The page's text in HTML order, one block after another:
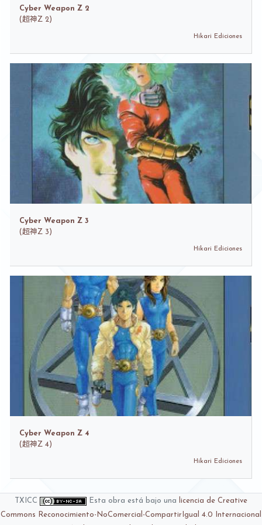
Cyber Weapon Z 2
(超神Z 2)
Hikari Ediciones
Cyber Weapon Z 3
(超神Z 3)
Hikari Ediciones
Cyber Weapon Z 4
(超神Z 4)
Hikari Ediciones
TXICC Esta obra está bajo una
licencia de Creative
Commons Reconocimiento-NoComercial-CompartirIgual 4.0 Internacional